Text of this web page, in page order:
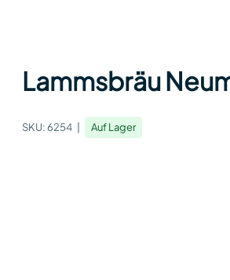
Lammsbräu
SKU:6254 Auf Lager